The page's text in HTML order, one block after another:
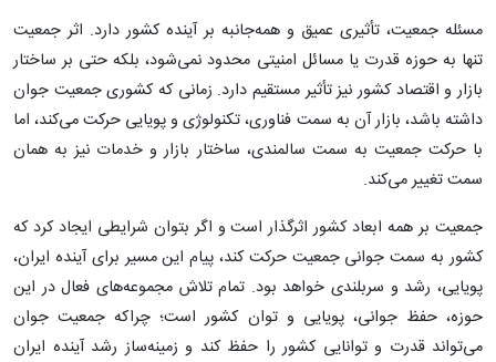
مسئله جمعیت، تأثیری عمیق و همه‌جانبه بر آینده کشور دارد. اثر جمعیت
تنها به حوزه قدرت یا مسائل امنیتی محدود نمی‌شود، بلکه حتی بر ساختار
بازار و اقتصاد کشور نیز تأثیر مستقیم دارد. زمانی که کشوری جمعیت جوان
داشته باشد، بازار آن به سمت فناوری، تکنولوژی و پویایی حرکت می‌کند، اما
با حرکت جمعیت به سمت سالمندی، ساختار بازار و خدمات نیز به همان
سمت تغییر می‌کند.
جمعیت بر همه ابعاد کشور اثرگذار است و اگر بتوان شرایطی ایجاد کرد که
کشور به سمت جوانی جمعیت حرکت کند، پیام این مسیر برای آینده ایران،
پویایی، رشد و سربلندی خواهد بود. تمام تلاش مجموعه‌های فعال در این
حوزه، حفظ جوانی، پویایی و توان کشور است؛ چراکه جمعیت جوان
می‌تواند قدرت و توانایی کشور را حفظ کند و زمینه‌ساز رشد آینده ایران